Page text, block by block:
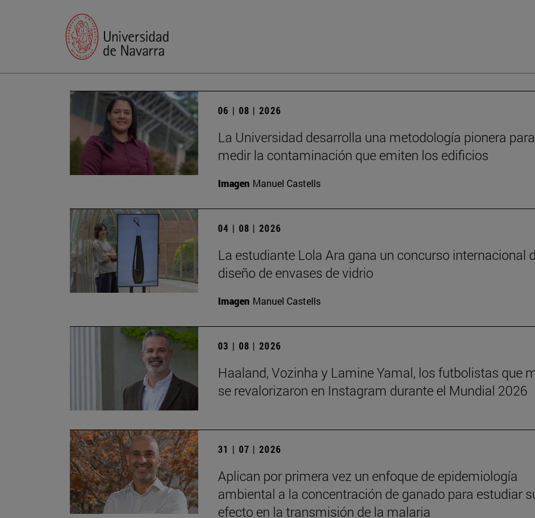
06 | 08 | 2026
La Universidad desarrolla una metodología pionera para
medir la contaminación que emiten los edificios
Imagen Manuel Castells
04 | 08 | 2026
La estudiante Lola Ara gana un concurso internacional
diseño de envases de vidrio
Imagen Manuel Castells
03 | 08 | 2026
Haaland, Vozinha y Lamine Yamal, los futbolistas que
se revalorizaron en Instagram durante el Mundial 2026
31 | 07 | 2026
Aplican por primera vez un enfoque de epidemiología
ambiental a la concentración de ganado para estudiar
efecto en la transmisión de la malaria